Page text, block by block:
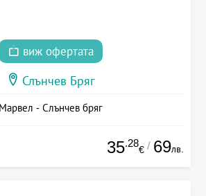
виж офертата
Слънчев Бряг
Марвел - Слънчев бряг
35.28
€ / 69лв.